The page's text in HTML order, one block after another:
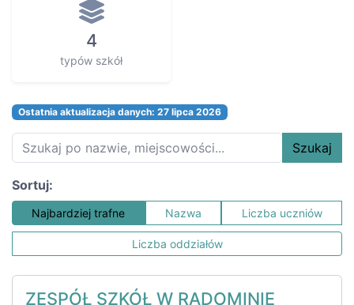
4
typów szkół
Ostatnia aktualizacja danych: 27 lipca 2026
Szukaj
Sortuj:
Najbardziej trafne Nazwa Liczba uczniów
Liczba oddziałów
ZESPÓŁ SZKÓŁ W RADOMINIE